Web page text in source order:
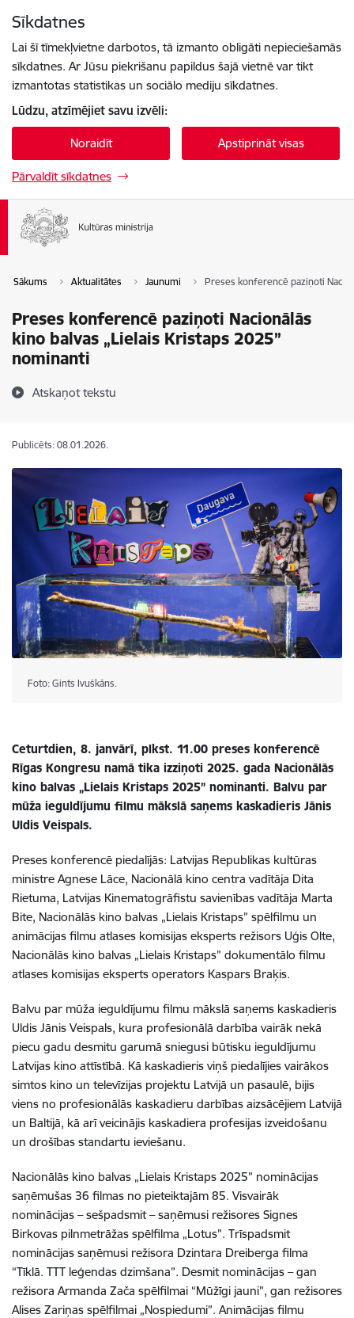
Sīkdatnes
Lai šī tīmekļvietne darbotos, tā izmanto obligāti nepieciešamās
sīkdatnes. Ar Jūsu piekrišanu papildus šajā vietnē var tikt
izmantotas statistikas un sociālo mediju sīkdatnes.
Lūdzu, atzīmējiet savu izvēli:
Noraidīt Apstiprināt visas
Pārvaldīt sīkdatnes
Sākums Aktualitātes Jaunumi Preses konferencē paziņoti
Preses konferencē paziņoti Nacionālās
kino balvas „Lielais Kristaps 2025”
nominanti
Atskaņot tekstu
Publicēts: 08.01.2026.
Foto: Gints Ivuškāns.
Ceturtdien, 8. janvārī, plkst. 11.00 preses konferencē
Rīgas Kongresu namā tika izziņoti 2025. gada Nacionālās
kino balvas „Lielais Kristaps 2025” nominanti. Balvu par
mūža ieguldījumu filmu mākslā saņems kaskadieris Jānis
Uldis Veispals.
Preses konferencē piedalījās: Latvijas Republikas kultūras
ministre Agnese Lāce, Nacionālā kino centra vadītāja Dita
Rietuma, Latvijas Kinematogrāfistu savienības vadītāja Marta
Bite, Nacionālās kino balvas „Lielais Kristaps” spēlfilmu un
animācijas filmu atlases komisijas eksperts režisors Uģis Olte,
Nacionālās kino balvas „Lielais Kristaps” dokumentālo filmu
atlases komisijas eksperts operators Kaspars Braķis.
Balvu par mūža ieguldījumu filmu mākslā saņems kaskadieris
Uldis Jānis Veispals, kura profesionālā darbība vairāk nekā
piecu gadu desmitu garumā sniegusi būtisku ieguldījumu
Latvijas kino attīstībā. Kā kaskadieris viņš piedalījies vairākos
simtos kino un televīzijas projektu Latvijā un pasaulē, bijis
viens no profesionālās kaskadieru darbības aizsācējiem Latvijā
un Baltijā, kā arī veicinājis kaskadiera profesijas izveidošanu
un drošības standartu ieviešanu.
Nacionālās kino balvas „Lielais Kristaps 2025” nominācijas
saņēmušas 36 filmas no pieteiktajām 85. Visvairāk
nominācijas – sešpadsmit – saņēmusi režisores Signes
Birkovas pilnmetrāžas spēlfilma „Lotus”. Trīspadsmit
nominācijas saņēmusi režisora Dzintara Dreiberga filma
“Tīklā. TTT leģendas dzimšana”. Desmit nominācijas – gan
režisora Armanda Zača spēlfilmai “Mūžīgi jauni”, gan režisores
Alises Zariņas spēlfilmai „Nospiedumi”. Animācijas filmu